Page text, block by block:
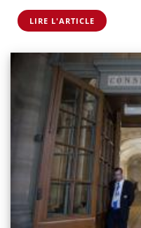
LIRE L'ARTICLE